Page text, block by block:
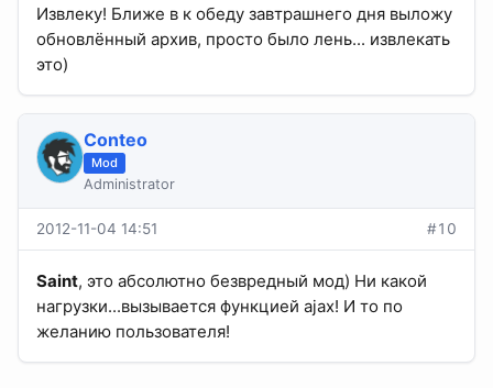
Извлеку! Ближе в к обеду завтрашнего дня выложу
обновлённый архив, просто было лень... извлекать
это)
Conteo
Mod
Administrator
2012-11-04 14:51 #10
Saint, это абсолютно безвредный мод) Ни какой
нагрузки...вызывается функцией ajax! И то по
желанию пользователя!